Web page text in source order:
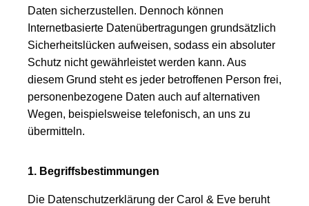
Daten sicherzustellen. Dennoch können
Internetbasierte Datenübertragungen grundsätzlich
Sicherheitslücken aufweisen, sodass ein absoluter
Schutz nicht gewährleistet werden kann. Aus
diesem Grund steht es jeder betroffenen Person frei,
personenbezogene Daten auch auf alternativen
Wegen, beispielsweise telefonisch, an uns zu
übermitteln.
1. Begriffsbestimmungen
Die Datenschutzerklärung der Carol & Eve beruht